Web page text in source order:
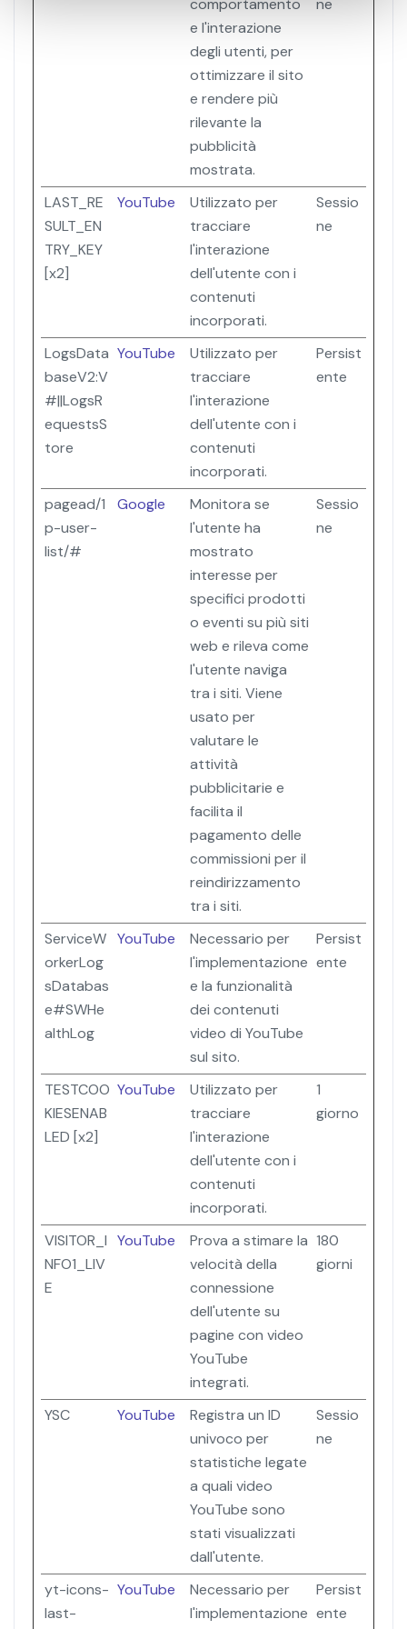
comportamento
e l'interazione
degli utenti, per
ottimizzare il sito
e rendere più
rilevante la
pubblicità
mostrata.
ne
LAST_RE
SULT_EN
TRY_KEY
[x2]
YouTube
Utilizzato per
tracciare
l'interazione
dell'utente con i
contenuti
incorporati.
Sessio
ne
LogsData
baseV2:V
#||LogsR
equestsS
tore
YouTube
Utilizzato per
tracciare
l'interazione
dell'utente con i
contenuti
incorporati.
Persist
ente
pagead/1
p-user-
list/#
Google
Monitora se
l'utente ha
mostrato
interesse per
specifici prodotti
o eventi su più siti
web e rileva come
l'utente naviga
tra i siti. Viene
usato per
valutare le
attività
pubblicitarie e
facilita il
pagamento delle
commissioni per il
reindirizzamento
tra i siti.
Sessio
ne
ServiceW
orkerLog
sDatabas
e#SWHe
althLog
YouTube
Necessario per
l'implementazione
e la funzionalità
dei contenuti
video di YouTube
sul sito.
Persist
ente
TESTCOO
KIESENAB
LED [x2]
YouTube
Utilizzato per
tracciare
l'interazione
dell'utente con i
contenuti
incorporati.
1
giorno
VISITOR_I
NFO1_LIV
E
YouTube
Prova a stimare la
velocità della
connessione
dell'utente su
pagine con video
YouTube
integrati.
180
giorni
YSC YouTube
Registra un ID
univoco per
statistiche legate
a quali video
YouTube sono
stati visualizzati
dall'utente.
Sessio
ne
yt-icons-
last-
YouTube
Necessario per
l'implementazione
Persist
ente